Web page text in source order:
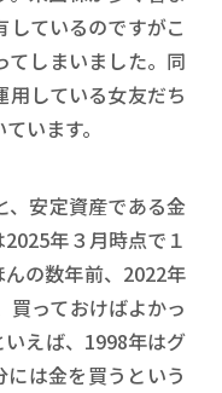
ているのですがこ
てしまいました。同
用している女友だち
います。
安定資産である金
年３月時点で１
の数年前、2022年
買っておけばよかっ
えば、1998年はグ
は金を買うという